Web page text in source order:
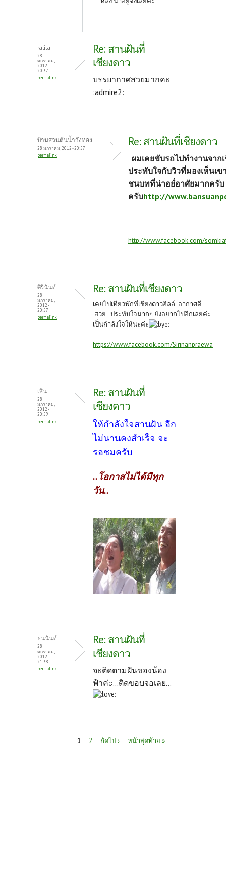
ralita
28
มกราคม,
2012 -
20:37
permalink
Re: สานฝันที่
เชียงดาว
บรรยากาศสวยมากคะ
:admire2:
บ้านสวนต้นน้ำวังทอง
28 มกราคม, 2012 - 20:57
permalink
Re: สานฝันที่เชียงดาว
ผมเคยขับรถไปทำงานจาก
ประทับใจกับวิวที่มองเห็นเข
ชนบทที่น่าอยํ่อาศัยมากครับ
ครับhttp://
http://www.facebook.com/
ศิรินันท์
28
มกราคม,
2012 -
20:57
permalink
Re: สานฝันที่เชียงดาว
เคยไปเที่ยวพักที่เชียงดาวฮิลล์ อากาศดี
สวย ประทับใจมากๆ ยังอยากไปอีกเลยค่ะ
เป็นกำลังใจให้นะค่ะ
https://www.facebook.com/Sirinanpraewa
เสิน
28
มกราคม,
2012 -
20:59
permalink
Re: สานฝันที่
เชียงดาว
ให้กำลังใจสานฝัน อีก
ไม่นานคงสำเร็จ จะ
รอชมครับ
..โอกาสไม่ได้มีทุก
วัน..
ธนนันท์
28
มกราคม,
2012 -
21:38
permalink
Re: สานฝันที่
เชียงดาว
จะติดตามฝันของน้อง
ฟ้าค่ะ...ติดขอบจอเลย...
1 2 ถัดไป › หน้าสุดท้าย »